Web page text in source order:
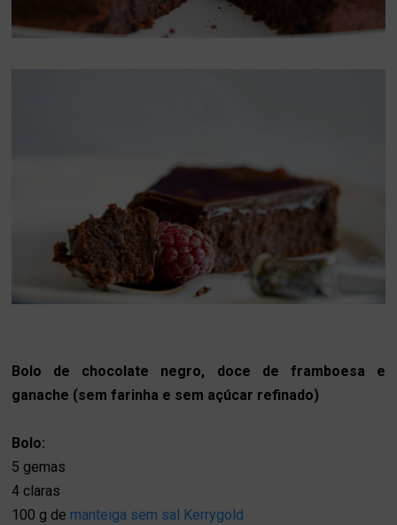
Bolo de chocolate negro, doce de framboesa e
ganache (sem farinha e sem açúcar refinado)
Bolo:
5 gemas
4 claras
100 g de manteiga sem sal Kerrygold